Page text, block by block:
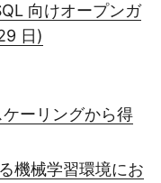
向けオープンガ
日)
ーリングから得
機械学習環境にお